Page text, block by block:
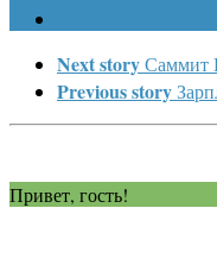
Next storyСаммит
Previous story
Привет, гость!